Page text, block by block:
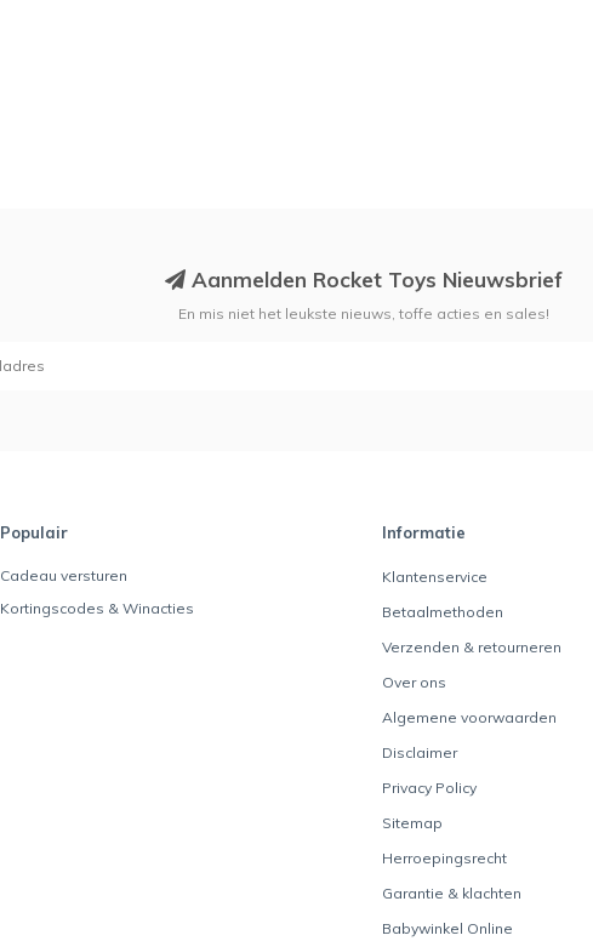
Aanmelden Rocket Toys Nieuwsbrief
En mis niet het leukste nieuws, toffe acties en sales!
Populair
Cadeau versturen
Kortingscodes & Winacties
Informatie
Klantenservice
Betaalmethoden
Verzenden & retourneren
Over ons
Algemene voorwaarden
Disclaimer
Privacy Policy
Sitemap
Herroepingsrecht
Garantie & klachten
Babywinkel Online